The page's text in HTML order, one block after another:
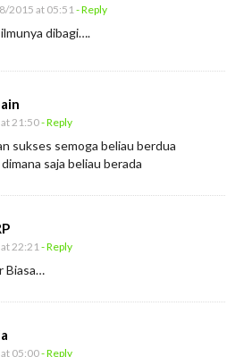
2015 at 05:51 - Reply
dibagi….
21:50- Reply
sukses semoga beliau berdua
saja beliau berada
22:21 - Reply
Biasa…
05:00- Reply